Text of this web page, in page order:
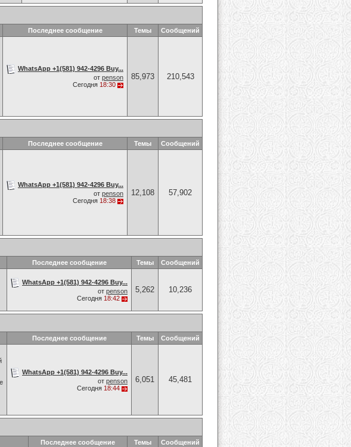
Последнее сообщение Темы Сообщений
WhatsApp +1(581) 942-4296 Buy...
от penson
Сегодня 18:30
85,973 210,543
Последнее сообщение Темы Сообщений
WhatsApp +1(581) 942-4296 Buy...
от penson
Сегодня 18:38
12,108 57,902
Последнее сообщение Темы Сообщений
WhatsApp +1(581) 942-4296 Buy...
от penson
Сегодня 18:42
5,262 10,236
Последнее сообщение Темы Сообщений
WhatsApp +1(581) 942-4296 Buy...
от penson
Сегодня 18:44
6,051 45,481
Последнее сообщение Темы Сообщений